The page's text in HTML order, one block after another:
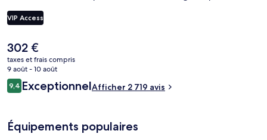
l'établissement Sea Containers, qui est ouvert à l'heure du petit
déjeuner, du déjeuner et du dîner. Cet hôtel de style Art déco abrite
autres voyageurs apprécient l'emplacement central pour les visites
touristiques, mais aussi pour la courte distance par rapport aux
transports publics : Station de métro Blackfriars se situe à 8 min à
pied et Station de métro Southwark, à 9 min de marche.
VIP Access
Le
prix
actuel
est
de
302 €
taxes et frais compris
9 août - 10 août
Avis
voyageurs
9,49,4 sur 10
ExceptionnelAfficher 2 719 avis
Équipements populaires